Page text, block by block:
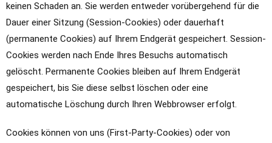
keinen Schaden an. Sie werden entweder vorübergehend für die
Dauer einer Sitzung (Session-Cookies) oder dauerhaft
(permanente Cookies) auf Ihrem Endgerät gespeichert. Session-
Cookies werden nach Ende Ihres Besuchs automatisch
gelöscht. Permanente Cookies bleiben auf Ihrem Endgerät
gespeichert, bis Sie diese selbst löschen oder eine
automatische Löschung durch Ihren Webbrowser erfolgt.
Cookies können von uns (First-Party-Cookies) oder von